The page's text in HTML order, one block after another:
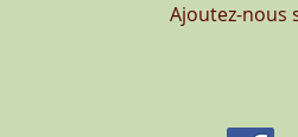
Ajoutez-nous